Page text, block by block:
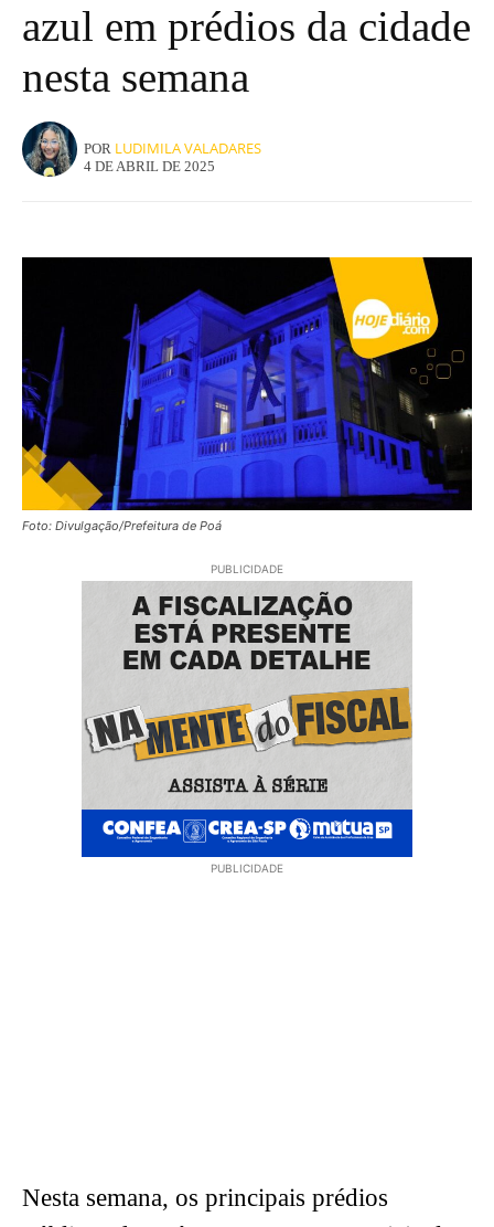
azul em prédios da cidade
nesta semana
POR LUDIMILA VALADARES
4 DE ABRIL DE 2025
Foto: Divulgação/Prefeitura de Poá
PUBLICIDADE
PUBLICIDADE
Nesta semana, os principais prédios